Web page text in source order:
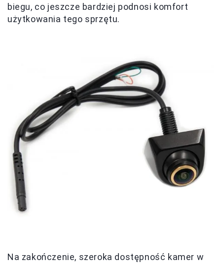
biegu, co jeszcze bardziej podnosi komfort
użytkowania tego sprzętu.
Na zakończenie, szeroka dostępność kamer w